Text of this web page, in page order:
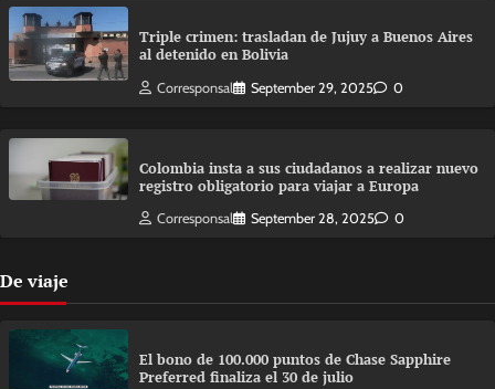
Triple crimen: trasladan de Jujuy a Buenos Aires
al detenido en Bolivia
Corresponsal September 29, 2025 0
Colombia insta a sus ciudadanos a realizar nuevo
registro obligatorio para viajar a Europa
Corresponsal September 28, 2025 0
De viaje
El bono de 100.000 puntos de Chase Sapphire
Preferred finaliza el 30 de julio